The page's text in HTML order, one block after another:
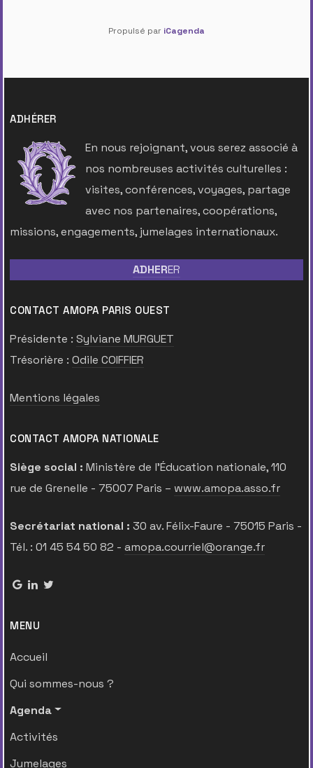
Propulsé par iCagenda
ADHÉRER
En nous rejoignant, vous serez associé à
nos nombreuses activités culturelles :
visites, conférences, voyages, partage
avec nos partenaires, coopérations,
missions, engagements, jumelages internationaux.
ADHERER
CONTACT AMOPA PARIS OUEST
Présidente : Sylviane MURGUET
Trésorière : Odile COIFFIER
Mentions légales
CONTACT AMOPA NATIONALE
Siège social : Ministère de l’Éducation nationale, 110
rue de Grenelle - 75007 Paris – www.amopa.asso.fr
Secrétariat national : 30 av. Félix-Faure - 75015 Paris -
Tél. : 01 45 54 50 82 - amopa.courriel@orange.fr
MENU
Accueil
Qui sommes-nous ?
Agenda
Activités
Jumelages